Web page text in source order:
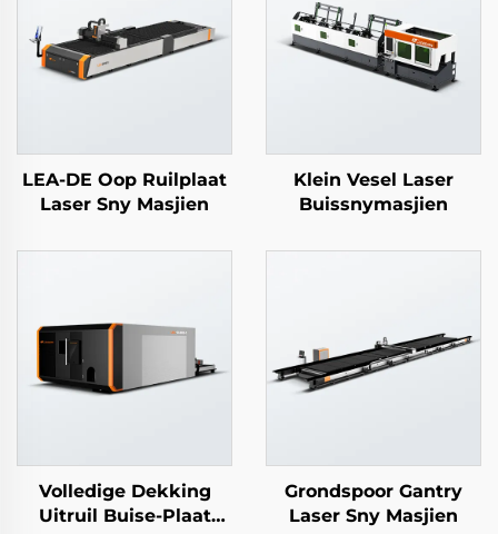
LEA-DE Oop Ruilplaat
Laser Sny Masjien
Klein Vesel Laser
Buissnymasjien
Volledige Dekking
Uitruil Buise-Plaat
Grondspoor Gantry
Laser Sny Masjien